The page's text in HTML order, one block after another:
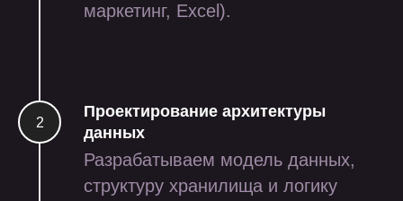
маркетинг, Excel).
Проектирование архитектуры
данных
Разрабатываем модель данных,
структуру хранилища и логику